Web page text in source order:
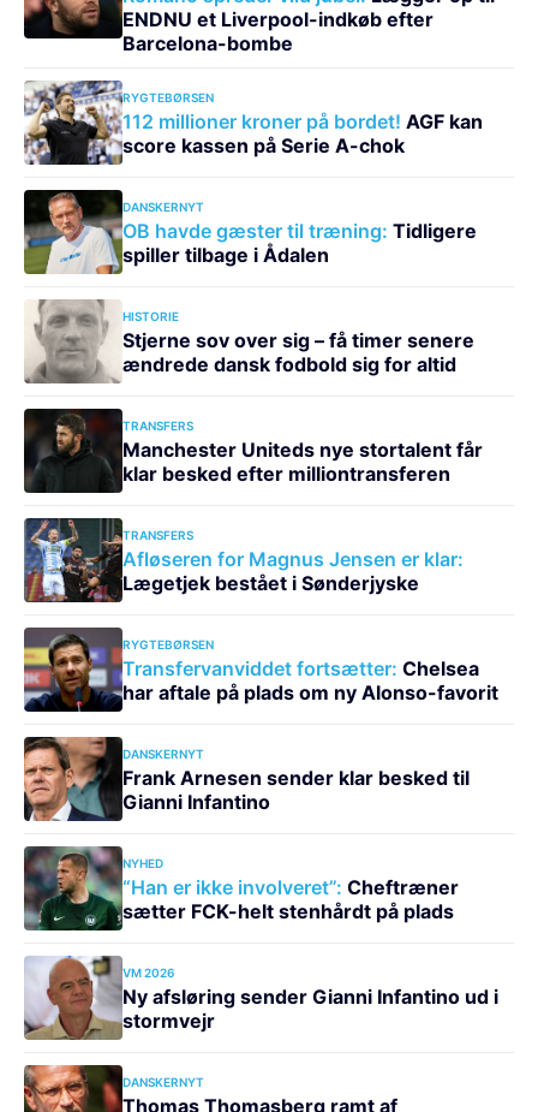
ENDNU et Liverpool-indkøb efter
Barcelona-bombe
RYGTEBØRSEN
112 millioner kroner på bordet! AGF kan
score kassen på Serie A-chok
DANSKERNYT
OB havde gæster til træning: Tidligere
spiller tilbage i Ådalen
HISTORIE
Stjerne sov over sig – få timer senere
ændrede dansk fodbold sig for altid
TRANSFERS
Manchester Uniteds nye stortalent får
klar besked efter milliontransferen
TRANSFERS
Afløseren for Magnus Jensen er klar:
Lægetjek bestået i Sønderjyske
RYGTEBØRSEN
Transfervanviddet fortsætter: Chelsea
har aftale på plads om ny Alonso-favorit
DANSKERNYT
Frank Arnesen sender klar besked til
Gianni Infantino
NYHED
“Han er ikke involveret”: Cheftræner
sætter FCK-helt stenhårdt på plads
VM 2026
Ny afsløring sender Gianni Infantino ud i
stormvejr
DANSKERNYT
Thomas Thomasberg ramt af